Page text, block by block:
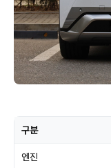
구분
엔진